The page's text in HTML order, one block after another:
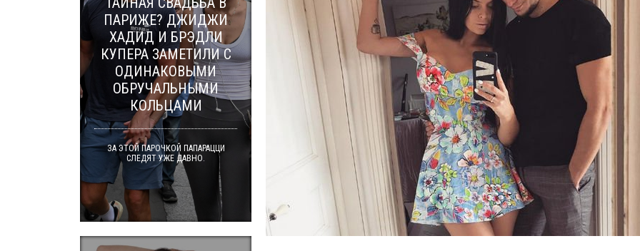
ПАРИЖЕ? ДЖИДЖИ
ХАДИД И БРЭДЛИ
КУПЕРА ЗАМЕТИЛИ С
ОДИНАКОВЫМИ
ОБРУЧАЛЬНЫМИ
КОЛЬЦАМИ
ЗА ЭТОЙ ПАРОЧКОЙ ПАПАРАЦЦИ
СЛЕДЯТ УЖЕ ДАВНО.